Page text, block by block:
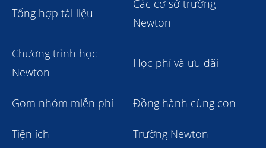
Tổng hợp tài liệu
Các cơ sở trường
Newton
Chương trình học
Newton
Học phí và ưu đãi
Gom nhóm miễn phí Đồng hành cùng con
Tiện ích Trường Newton